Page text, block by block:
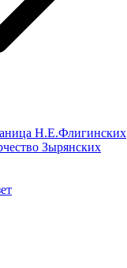
Н.Е.Флигинских
Зырянских